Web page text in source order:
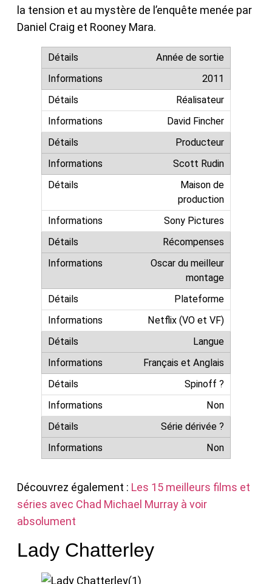
la tension et au mystère de l’enquête menée par
Daniel Craig et Rooney Mara.
Année de sortie
2011
Réalisateur
David Fincher
Producteur
Scott Rudin
Maison de
production
Sony Pictures
Récompenses
Oscar du meilleur
montage
Plateforme
Netflix (VO et VF)
Langue
Français et Anglais
Spinoff ?
Non
Série dérivée ?
Non
Découvrez également : Les 15 meilleurs films et
séries avec Chad Michael Murray à voir
absolument
Lady Chatterley